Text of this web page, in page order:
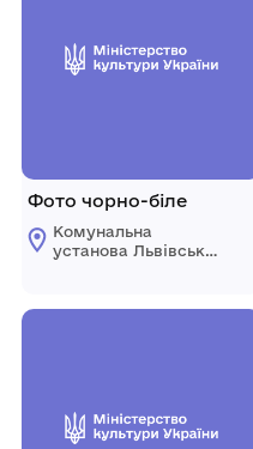
Фото чорно-біле
Комунальна
установа Львівської
меморіальний музей